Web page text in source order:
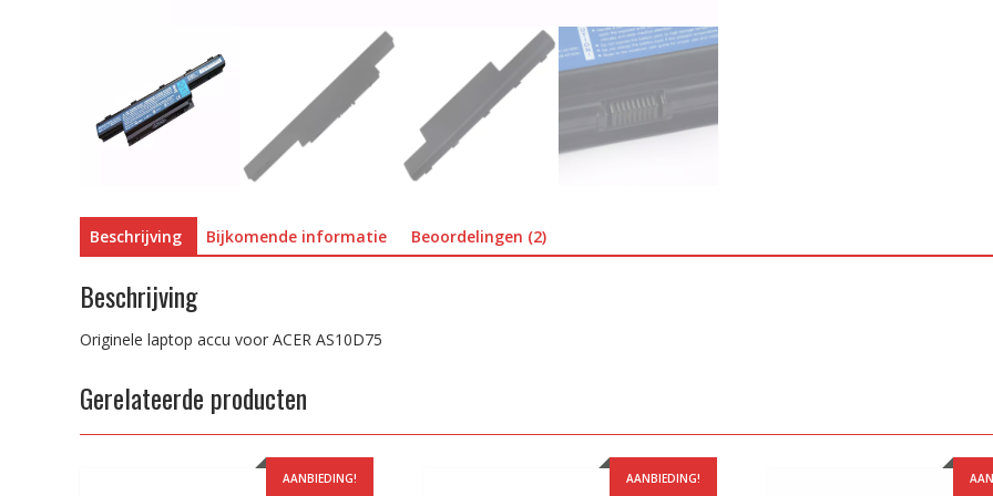
Beschrijving Bijkomende informatie Beoordelingen (2)
Beschrijving
Originele laptop accu voor ACER AS10D75
Gerelateerde producten
AANBIEDING! AANBIEDING!